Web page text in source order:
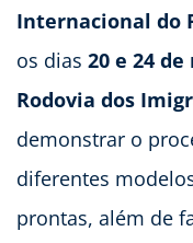
Internacional do
os dias 20 e 24
Rodovia dos
demonstrar o
diferentes
prontas, além de